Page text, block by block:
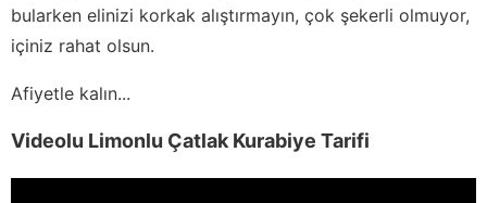
bularken elinizi korkak alıştırmayın, çok şekerli olmuyor,
içiniz rahat olsun.
Afiyetle kalın...
Videolu Limonlu Çatlak Kurabiye Tarifi